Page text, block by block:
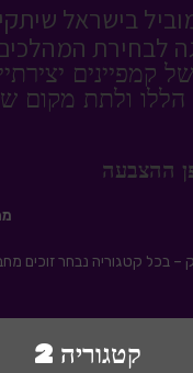
שיתקיים ב
לבחירת
קמפיינים
ולתת מקום
ההצבעה
קטגוריה 2